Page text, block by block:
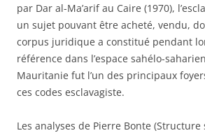
par Dar al-Ma’arif au Caire (1970),
un sujet pouvant être acheté, vendu,
corpus juridique a constitué pendant
référence dans l’espace sahélo-
Mauritanie fut l’un des principaux
ces codes esclavagiste.
Les analyses de Pierre Bonte (Structure